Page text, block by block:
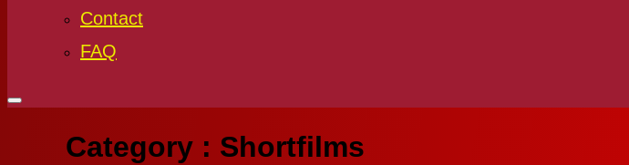
Contact
FAQ
Category : Shortfilms